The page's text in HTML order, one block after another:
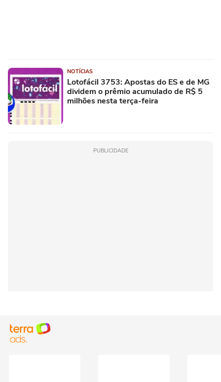
NOTÍCIAS
Lotofácil 3753: Apostas do ES e de MG
dividem o prêmio acumulado de R$ 5
milhões nesta terça-feira
PUBLICIDADE